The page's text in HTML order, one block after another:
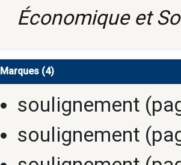
Économique et
Marques (4)
soulignement
soulignement